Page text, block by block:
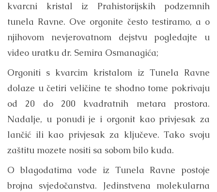
kvarcni kristal iz Prahistorijskih podzemnih
tunela Ravne. Ove orgonite često testiramo, a o
njihovom nevjerovatnom dejstvu pogledajte u
video uratku dr. Semira Osmanagića;
Orgoniti s kvarcim kristalom iz Tunela Ravne
dolaze u četiri veličine te shodno tome pokrivaju
od 20 do 200 kvadratnih metara prostora.
Nadalje, u ponudi je i orgonit kao privjesak za
lančić ili kao privjesak za ključeve. Tako svoju
zaštitu mozete nositi sa sobom bilo kuda.
O blagodatima vode iz Tunela Ravne postoje
brojna svjedočanstva. Jedinstvena molekularna